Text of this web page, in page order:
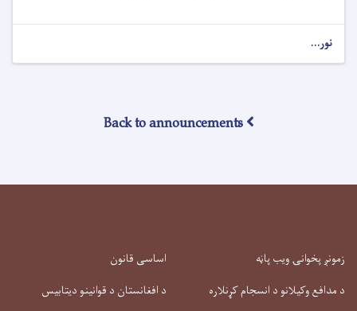
نور...
Back to announcements
زمونږ پخوانۍ ویب پاڼه
د مدافع وکیلانو د انسجام کړنلاره
اساسی قانون
د افغانستان د قوانینو دیتابیس